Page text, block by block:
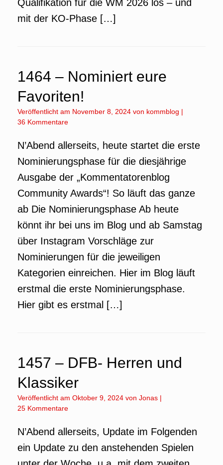
Qualifikation für die WM 2026 los – und
mit der KO-Phase […]
1464 – Nominiert eure
Favoriten!
Veröffentlicht am November 8, 2024 von kommblog |
36 Kommentare
N’Abend allerseits, heute startet die erste
Nominierungsphase für die diesjährige
Ausgabe der „Kommentatorenblog
Community Awards“! So läuft das ganze
ab Die Nominierungsphase Ab heute
könnt ihr bei uns im Blog und ab Samstag
über Instagram Vorschläge zur
Nominierungen für die jeweiligen
Kategorien einreichen. Hier im Blog läuft
erstmal die erste Nominierungsphase.
Hier gibt es erstmal […]
1457 – DFB- Herren und
Klassiker
Veröffentlicht am Oktober 9, 2024 von Jonas |
25 Kommentare
N’Abend allerseits, Update im Folgenden
ein Update zu den anstehenden Spielen